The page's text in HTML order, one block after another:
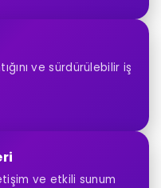
ve sürdürülebilir iş
ve etkili sunum